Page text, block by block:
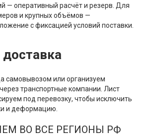
— оперативный расчёт и резерв. Для
и крупных объёмов —
с фиксацией условий поставки.
доставка
самовывозом или организуем
транспортные компании. Лист
под перевозку, чтобы исключить
и деформацию.
ВО ВСЕ РЕГИОНЫ РФ